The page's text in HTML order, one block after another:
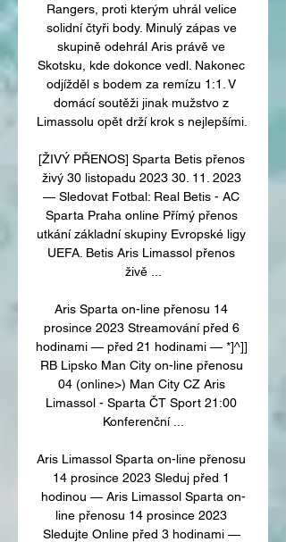
Rangers, proti kterým uhrál velice
solidní čtyři body. Minulý zápas ve
skupině odehrál Aris právě ve
Skotsku, kde dokonce vedl. Nakonec
odjížděl s bodem za remízu 1:1. V
domácí soutěži jinak mužstvo z
Limassolu opět drží krok s nejlepšími.
[ŽIVÝ PŘENOS] Sparta Betis přenos
živý 30 listopadu 2023 30. 11. 2023
— Sledovat Fotbal: Real Betis - AC
Sparta Praha online Přímý přenos
utkání základní skupiny Evropské ligy
UEFA. Betis Aris Limassol přenos
živě ...
Aris Sparta on-line přenosu 14
prosince 2023 Streamování před 6
hodinami — před 21 hodinami — *]^]]
RB Lipsko Man City on-line přenosu
04 (online>) Man City CZ Aris
Limassol - Sparta ČT Sport 21:00
Konferenční ...
Aris Limassol Sparta on-line přenosu
14 prosince 2023 Sleduj před 1
hodinou — Aris Limassol Sparta on-
line přenosu 14 prosince 2023
Sledujte Online před 3 hodinami —